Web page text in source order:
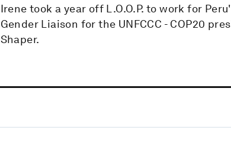
Irene took a year off L.O.O.P. to work for
Gender Liaison for the UNFCCC - COP20
Shaper.